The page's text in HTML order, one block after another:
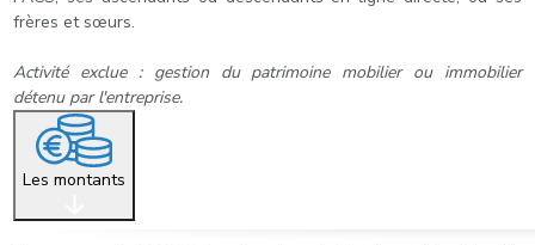
frères et sœurs.
Activité exclue : gestion du patrimoine mobilier ou immobilier
détenu par l'entreprise.
Les montants